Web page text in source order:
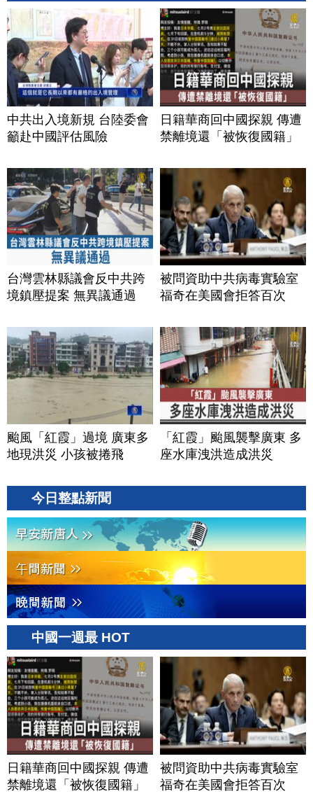
中共出入境新規 台陸委會
籲赴中國評估風險
日籍華商回中國探親 傳遭
禁離境還「被恢復國籍」
台灣雲林縣議會反中共跨
境鎮壓提案 無異議通過
被問資助中共病毒實驗室
福奇在美國會拒答百次
颱風「紅霞」過境 廣東多
地現洪災 小孩被捲飛
「紅霞」颱風襲擊廣東 多
座水庫洩洪造成洪災
今日整點新聞
中國一週最 HOT
日籍華商回中國探親 傳遭
禁離境還「被恢復國籍」
被問資助中共病毒實驗室
福奇在美國會拒答百次